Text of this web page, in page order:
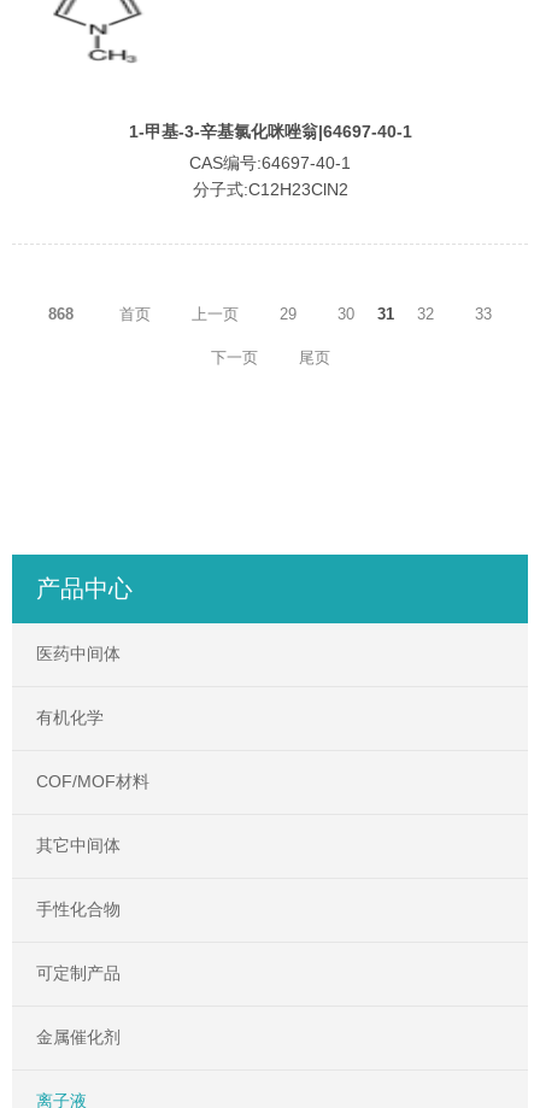
1-甲基-3-辛基氯化咪唑翁|64697-40-1
CAS编号:64697-40-1
分子式:C12H23ClN2
868 首页 上一页 29 30 31 32 33
下一页 尾页
产品中心
医药中间体
有机化学
COF/MOF材料
其它中间体
手性化合物
可定制产品
金属催化剂
离子液